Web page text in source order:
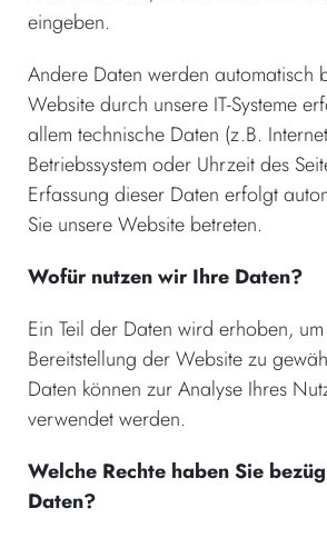
eingeben.
Andere Daten werden automatisch
Website durch unsere IT-Systeme
allem technische Daten (z.B.
Betriebssystem oder Uhrzeit des
Erfassung dieser Daten erfolgt
Sie unsere Website betreten.
Wofür nutzen wir Ihre Daten?
Ein Teil der Daten wird erhoben,
Bereitstellung der Website zu
Daten können zur Analyse Ihres
verwendet werden.
Welche Rechte haben Sie
Daten?